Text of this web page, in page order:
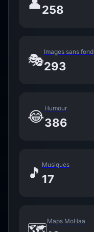
👤258
🎭Images sans fond
293
😂Humour
386
🎵 Musiques
17
Maps MoHaa